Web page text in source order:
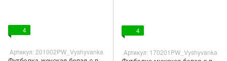
4
Артикул: 201002PW_Vyshyvanka
4
Артикул: 170201PW_Vyshyvanka